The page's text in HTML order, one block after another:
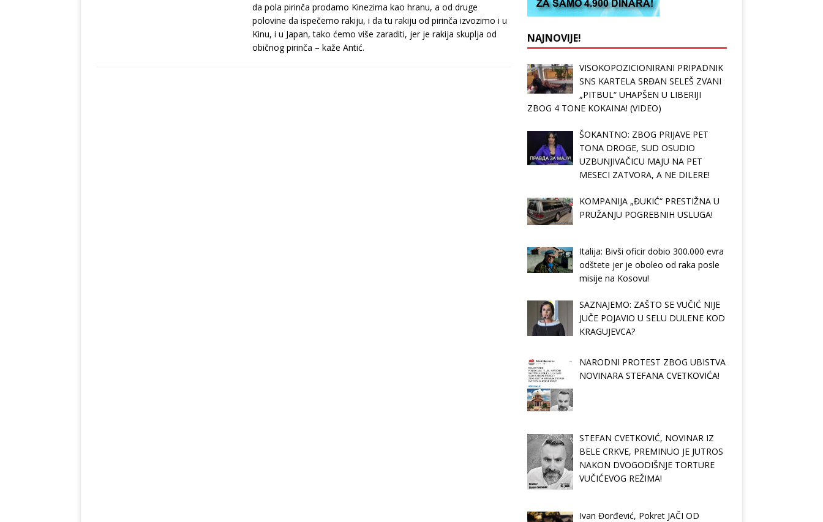
da pola pirinča prodamo Kinezima kao hranu, a od druge
polovine da ispečemo rakiju, i da tu rakiju od pirinča izvozimo i u
Kinu, i u Japan, tako ćemo više zaraditi, jer je rakija skuplja od
običnog pirinča – kaže Antić.
NAJNOVIJE!
VISOKOPOZICIONIRANI PRIPADNIK
SNS KARTELA SRĐAN SELEŠ ZVANI
„PITBUL“ UHAPŠEN U LIBERIJI
ZBOG 4 TONE KOKAINA! (VIDEO)
ŠOKANTNO: ZBOG PRIJAVE PET
TONA DROGE, SUD OSUDIO
UZBUNJIVAČICU MAJU NA PET
MESECI ZATVORA, A NE DILERE!
KOMPANIJA „ĐUKIĆ“ PRESTIŽNA U
PRUŽANJU POGREBNIH USLUGA!
Italija: Bivši oficir dobio 300.000 evra
odštete jer je oboleo od raka posle
misije na Kosovu!
SAZNAJEMO: ZAŠTO SE VUČIĆ NIJE
JUČE POJAVIO U SELU DULENE KOD
KRAGUJEVCA?
NARODNI PROTEST ZBOG UBISTVA
NOVINARA STEFANA CVETKOVIĆA!
STEFAN CVETKOVIĆ, NOVINAR IZ
BELE CRKVE, PREMINUO JE JUTROS
NAKON DVOGODIŠNJE TORTURE
VUČIĆEVOG REŽIMA!
Ivan Đorđević, Pokret JAČI OD